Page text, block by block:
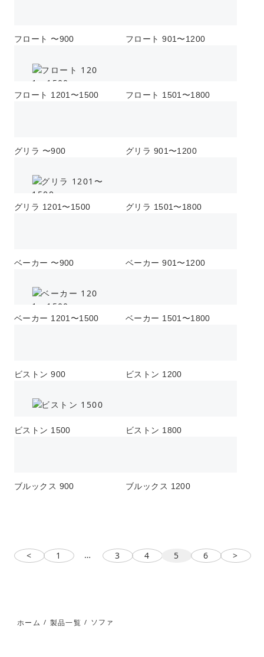
フロート 〜900 フロート 901〜1200
フロート 1201〜1500 フロート 1501〜1800
グリラ 〜900 グリラ 901〜1200
グリラ 1201〜1500 グリラ 1501〜1800
ベーカー 〜900 ベーカー 901〜1200
ベーカー 1201〜1500 ベーカー 1501〜1800
ビストン 900 ビストン 1200
ビストン 1500 ビストン 1800
ブルックス 900 ブルックス 1200
< 1 … 3 4 5 6 >
ホーム / 製品一覧 / ソファ